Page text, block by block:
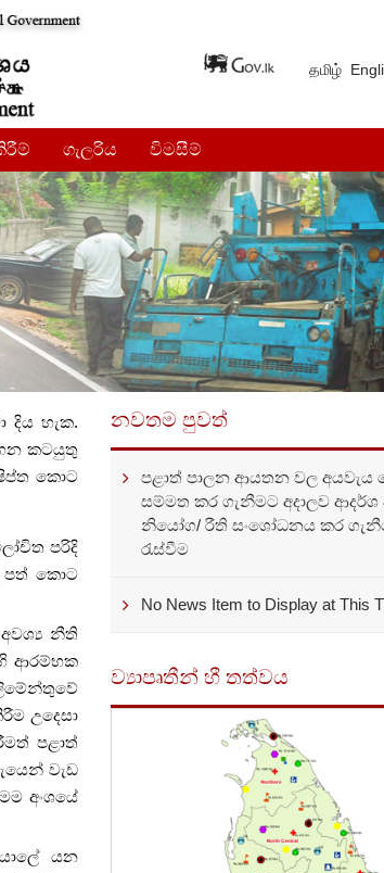
தமிழ்
ගැලරිය විමසීම්
දිය හැක.
කටයුතු
කොට
පරිදි
පත් කොට
නීති
ආරම්භක
උදෙසා
පළාත්
වැඩ
අංශයේ
යන
නවතම පුවත්
පළාත් පාලන ආයතන වල අයවැය
සම්මත කර ගැනීමට අදාලව ආදර්ශ
නියෝග/ රීති සංශෝධනය කර
රැස්වීම
No News Item to Display at This
ව්‍යාපෘතීන් හී තත්වය